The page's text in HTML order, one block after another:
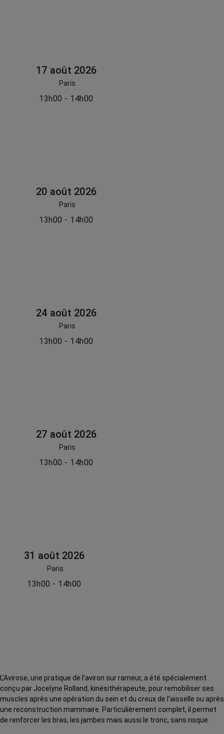
17 août 2026
Paris
13h00 - 14h00
20 août 2026
Paris
13h00 - 14h00
24 août 2026
Paris
13h00 - 14h00
27 août 2026
Paris
13h00 - 14h00
31 août 2026
Paris
13h00 - 14h00
L’Avirose, une pratique de l’aviron sur rameur, a été spécialement
conçu par Jocelyne Rolland, kinésithérapeute, pour remobiliser ses
muscles après une opération du sein et du creux de l’aisselle ou après
une reconstruction mammaire. Particulièrement complet, il permet
de renforcer les bras, les jambes mais aussi le tronc, sans risque.